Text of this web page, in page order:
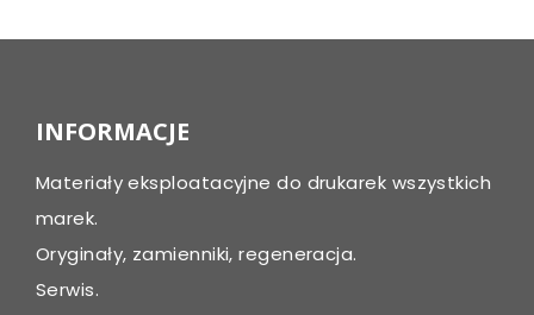
navigation
INFORMACJE
Materiały eksploatacyjne do drukarek wszystkich
marek.
Oryginały, zamienniki, regeneracja.
Serwis.